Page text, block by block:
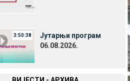
3:50:38
Јутарњи програм
06.08.2026.